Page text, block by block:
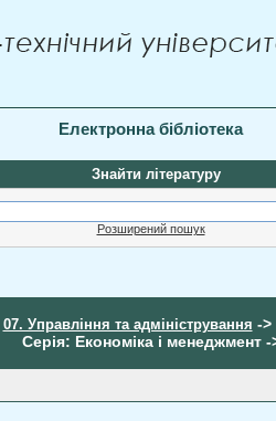
Електронна бібліотека
Знайти літературу
Розширений пошук
07. Управління та адміністрування ->
Серія: Економіка і менеджмент -